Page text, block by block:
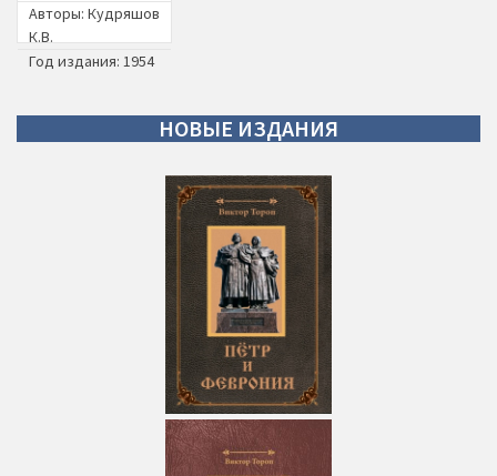
Авторы: Кудряшов
К.В.
Год издания: 1954
НОВЫЕ ИЗДАНИЯ